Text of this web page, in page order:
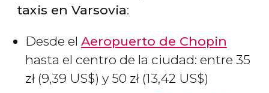
taxis en Varsovia:
Desde el Aeropuerto de Chopin
hasta el centro de la ciudad: entre 35
zł (9,39 US$) y 50 zł (13,42 US$)